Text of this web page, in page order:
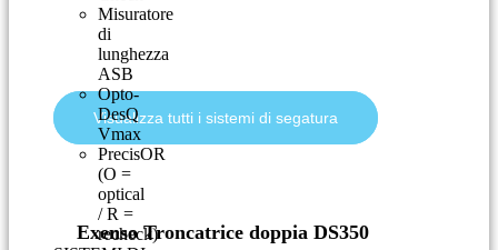
Visualizza tutti i sistemi di segatura
Exenso Troncatrice doppia DS350
Misuratore
di
lunghezza
ASB
Opto-
DesQ
Vmax
PrecisOR
(O =
optical
/ R =
recheck)